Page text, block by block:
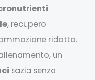
, recupero
ridotta.
un
sazia senza